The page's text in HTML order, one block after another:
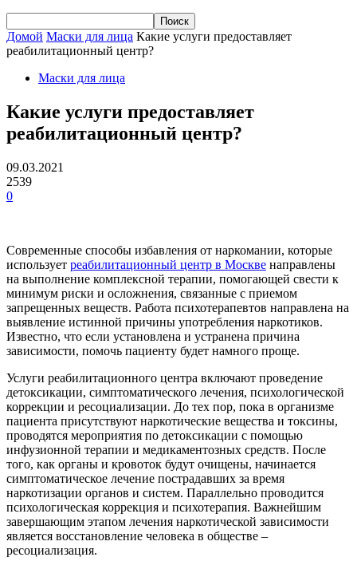
Домой Маски для лица Какие услуги предоставляет
реабилитационный центр?
Маски для лица
Какие услуги предоставляет
реабилитационный центр?
09.03.2021
2539
0
Современные способы избавления от наркомании, которые
использует реабилитационный центр в Москве направлены
на выполнение комплексной терапии, помогающей свести к
минимум риски и осложнения, связанные с приемом
запрещенных веществ. Работа психотерапевтов направлена на
выявление истинной причины употребления наркотиков.
Известно, что если установлена и устранена причина
зависимости, помочь пациенту будет намного проще.
Услуги реабилитационного центра включают проведение
детоксикации, симптоматического лечения, психологической
коррекции и ресоциализации. До тех пор, пока в организме
пациента присутствуют наркотические вещества и токсины,
проводятся мероприятия по детоксикации с помощью
инфузионной терапии и медикаментозных средств. После
того, как органы и кровоток будут очищены, начинается
симптоматическое лечение пострадавших за время
наркотизации органов и систем. Параллельно проводится
психологическая коррекция и психотерапия. Важнейшим
завершающим этапом лечения наркотической зависимости
является восстановление человека в обществе –
ресоциализация.